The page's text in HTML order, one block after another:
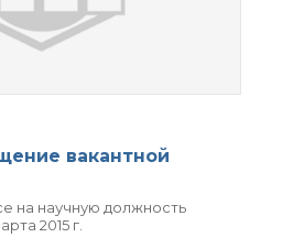
вакантной
на научную должность
2015 г.